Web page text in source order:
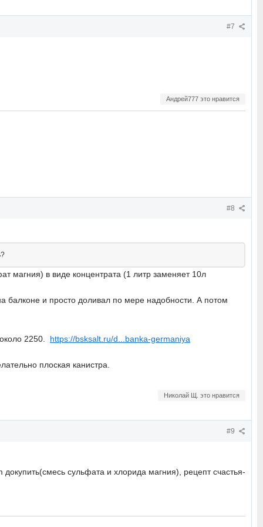
#7
Андрей777 это нравится
#8
магния) в виде концентрата (1 литр заменяет 10л
балконе и просто доливал по мере надобности. А потом
2250. https://bsksalt.ru/d...banka-germaniya
плоская канистра.
Николай Щ. это нравится
#9
сульфата и хлорида магния), рецепт счастья-